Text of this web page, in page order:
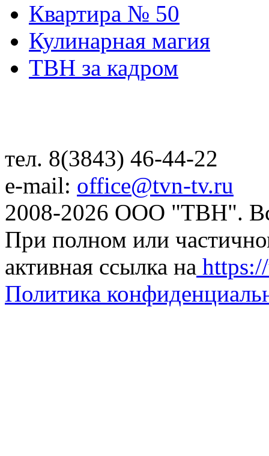
Квартира № 50
Кулинарная магия
ТВН за кадром
тел. 8(3843) 46-44-22
e-mail: office@tvn-tv.ru
2008-2026 ООО "ТВН".
При полном или
активная ссылка на
Политика